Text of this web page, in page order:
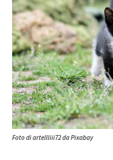
Foto di artellliii72 da Pixabay